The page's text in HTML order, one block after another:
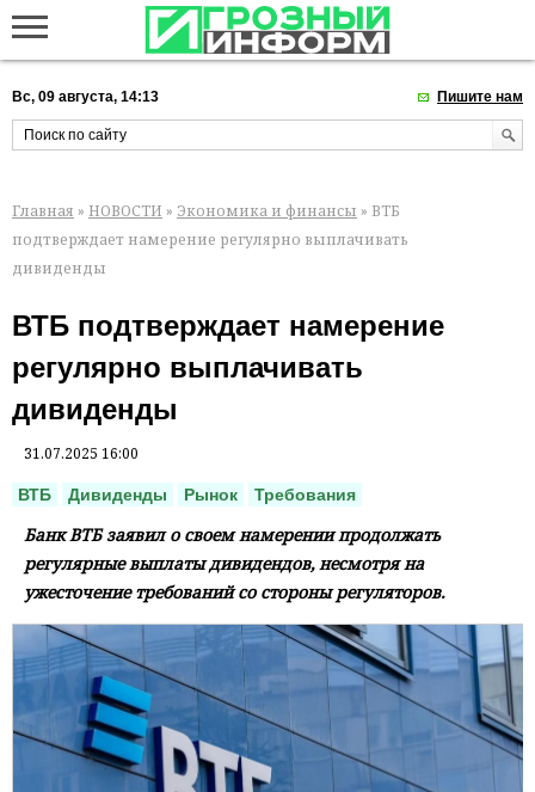
Вс, 09 августа, 14:13 Пишите нам
Главная » НОВОСТИ » Экономика и финансы » ВТБ
подтверждает намерение регулярно выплачивать
дивиденды
ВТБ подтверждает намерение
регулярно выплачивать
дивиденды
31.07.2025 16:00
ВТБ Дивиденды Рынок Требования
Банк ВТБ заявил о своем намерении продолжать
регулярные выплаты дивидендов, несмотря на
ужесточение требований со стороны регуляторов.